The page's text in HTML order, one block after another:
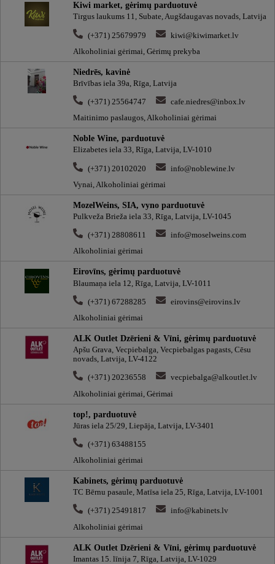
Kiwi market, gėrimų parduotuvė
Tirgus laukums 11, Subate, Augšdaugavas novads, Latvija
(+371) 25679979
kiwi@kiwimarket.lv
Alkoholiniai gėrimai, Gėrimų prekyba
Niedrēs, kavinė
Brīvības iela 39a, Rīga, Latvija
(+371) 25564747
cafe.niedres@inbox.lv
Maitinimo paslaugos, Alkoholiniai gėrimai
Noble Wine, parduotuvė
Elizabetes iela 33, Rīga, Latvija, LV-1010
(+371) 20102020
info@noblewine.lv
Vynai, Alkoholiniai gėrimai
MozelWeins, SIA, vyno parduotuvė
Pulkveža Brieža iela 33, Rīga, Latvija, LV-1045
(+371) 28808611
info@moselweins.com
Alkoholiniai gėrimai
Eirovīns, gėrimų parduotuvė
Blaumaņa iela 12, Rīga, Latvija, LV-1011
(+371) 67288285
eirovins@eirovins.lv
Alkoholiniai gėrimai
ALK Outlet Dzērieni & Vīni, gėrimų parduotuvė
Apšu Grava, Vecpiebalga, Vecpiebalgas pagasts, Cēsu
novads, Latvija, LV-4122
(+371) 20236558
vecpiebalga@alkoutlet.lv
Alkoholiniai gėrimai, Gėrimai
top!, parduotuvė
Jūras iela 25/29, Liepāja, Latvija, LV-3401
(+371) 63488155
Alkoholiniai gėrimai
Kabinets, gėrimų parduotuvė
TC Bērnu pasaule, Matīsa iela 25, Rīga, Latvija, LV-1001
(+371) 25491817
info@kabinets.lv
Alkoholiniai gėrimai
ALK Outlet Dzērieni & Vīni, gėrimų parduotuvė
Imantas 15. līnija 7, Rīga, Latvija, LV-1029